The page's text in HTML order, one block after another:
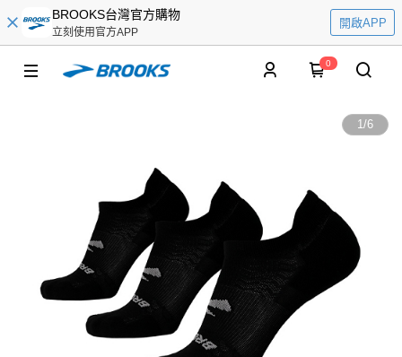
BROOKS台灣官方購物
立刻使用官方APP
開啟APP
0
1/6